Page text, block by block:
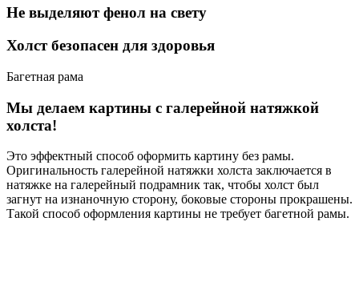
Не выделяют фенол на свету
Холст безопасен для здоровья
Багетная рама
Мы делаем картины с галерейной натяжкой
холста!
Это эффектный способ оформить картину без рамы.
Оригинальность галерейной натяжки холста заключается в
натяжке на галерейный подрамник так, чтобы холст был
загнут на изнаночную сторону, боковые стороны прокрашены.
Такой способ оформления картины не требует багетной рамы.